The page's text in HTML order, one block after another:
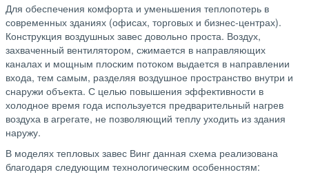
Для обеспечения комфорта и уменьшения теплопотерь в
современных зданиях (офисах, торговых и бизнес-центрах).
Конструкция воздушных завес довольно проста. Воздух,
захваченный вентилятором, сжимается в направляющих
каналах и мощным плоским потоком выдается в направлении
входа, тем самым, разделяя воздушное пространство внутри и
снаружи объекта. С целью повышения эффективности в
холодное время года используется предварительный нагрев
воздуха в агрегате, не позволяющий теплу уходить из здания
наружу.
В моделях тепловых завес Винг данная схема реализована
благодаря следующим технологическим особенностям: